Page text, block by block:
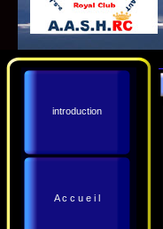
introduction
A c c u e i l